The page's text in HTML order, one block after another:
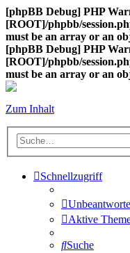
[phpBB Debug] PHP
[ROOT]/phpbb/
must be an array or an
[phpBB Debug] PHP
[ROOT]/phpbb/
must be an array or an
Zum Inhalt
Schnellzugriff
Aktive
Suche